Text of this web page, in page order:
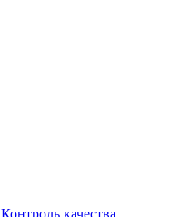
Контроль качества